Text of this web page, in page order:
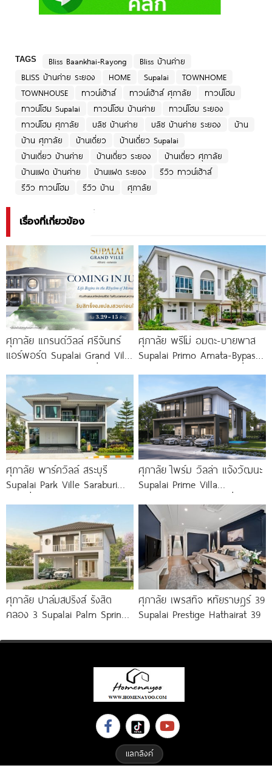
TAGS Bliss Baankhai-Rayong
Bliss บ้านค่าย
BLISS บ้านค่าย ระยอง
HOME Supalai
TOWNHOME
TOWNHOUSE
ทาวน์เฮ้าส์ ทาวน์เฮ้าส์ ศุภาลัย
ทาวน์โฮม
ทาวน์โฮม Supalai
ทาวน์โฮม บ้านค่าย
ทาวน์โฮม ระยอง
ทาวน์โฮม ศุภาลัย
บลิซ บ้านค่าย บลิซ บ้านค่าย ระยอง
บ้าน
บ้าน ศุภาลัย
บ้านเดี่ยว
บ้านเดี่ยว Supalai
บ้านเดี่ยว บ้านค่าย
บ้านเดี่ยว ระยอง
บ้านเดี่ยว ศุภาลัย
บ้านแฝด บ้านค่าย
บ้านแฝด ระยอง
รีวิว ทาวน์เฮ้าส์
รีวิว ทาวน์โฮม
รีวิว บ้าน ศุภาลัย
เรื่องที่เกี่ยวข้อง
ศุภาลัย แกรนด์วิลล์ ศรีจันทร์
แอร์พอร์ต Supalai Grand Ville
ใกล้
ศุภาลัย พรีโม่ อมตะ-บายพาส
Supalai Primo Amata-Bypass
ใกล้ถนนเลี่ยงเมือง
ศุภาลัย พาร์ควิลล์ สระบุรี
Supalai Park Ville Saraburi
บนทำเลติดถนนใหญ่ เริ่ม
ศุภาลัย ไพร์ม วิลล่า แจ้งวัฒนะ
Supalai Prime Villa
Tropical
ศุภาลัย ปาล์มสปริงส์ รังสิต
คลอง 3 Supalai Palm Springs
ศุภาลัย เพรสทิจ หทัยราษฎร์ 39
Supalai Prestige Hathairat 39
แลกลิงค์